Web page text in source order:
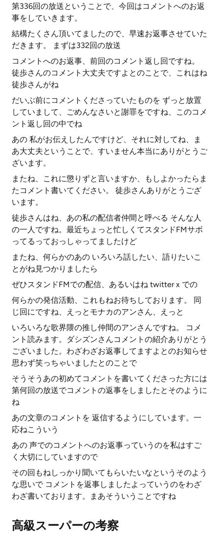
第336回の放送ということで、今回はコメントへのお返
事をしていきます。
結構たくさん頂いてましたので、早速お返事させていた
だきます。 まずは332回の放送
コメントへのお返事、前回のコメント返し回ですね。
徒歩さんのコメント大丈夫ですよとのことで、これはね
徒歩さんがね
だいぶ前にコメントくださっていたものを ずっと放置
していまして、ごめんなさいと謝罪をですね、このコメ
ント返し回の中でね
あの 私がお伝えしたんですけど、それに対してね、ま
あ大丈夫ということで、すいません本当にありがとうご
ざいます。
またね、これに懲りずと言いますか、もしよかったらま
たコメント書いてください。 徒歩さんありがとうござ
います。
徒歩さんはね、あの私の配信者仲間と呼べる そんな人
の一人ですね。最近ちょっと忙しくてスタンドFMサボ
ってるっておっしゃってましたけど
またね、何らかのあの いろいろ話したい、語りたいこ
とがね見つかりましたら
ぜひスタンドFMでの配信、あるいはね twitter x での
何らかの発信活動、これもねお待ちしております。 同
じ回にですね、えっとモナカのアンさん、えっと
いろいろな歌界隈の推し仲間のアンさんですね。 コメ
ント読みます。ダシズンさんコメントの紹介ありがとう
ございました。わざわざお返事してますよとのお知らせ
思わず笑っちゃいましたとのことで
そうそうあの初めてコメントを書いてくださった方には
第何回の放送でコメントの返事をしましたとそのように
ね
あの文章のコメントを 返信するようにしています。一
応ねこういう
あの 声でのコメントへのお返事っていうのを私はすご
く大切にしていますので
その回もねしっかり聞いてもらいたいなというそのよう
な思いで コメントを返事しましたよっていうのをわざ
わざ書いております。まあそういうことですね
高級スーパーの考察